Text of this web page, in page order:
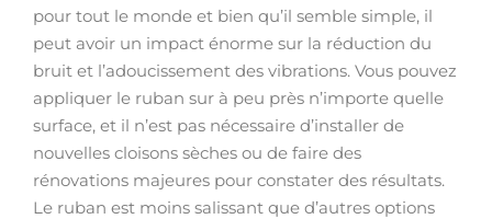
pour tout le monde et bien qu’il semble simple, il
peut avoir un impact énorme sur la réduction du
bruit et l’adoucissement des vibrations. Vous pouvez
appliquer le ruban sur à peu près n’importe quelle
surface, et il n’est pas nécessaire d’installer de
nouvelles cloisons sèches ou de faire des
rénovations majeures pour constater des résultats.
Le ruban est moins salissant que d’autres options